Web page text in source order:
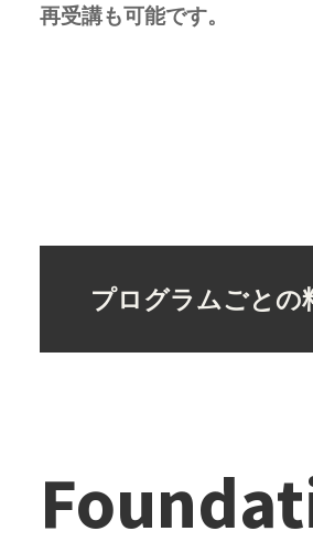
再受講も可能です。
プログラムごとの